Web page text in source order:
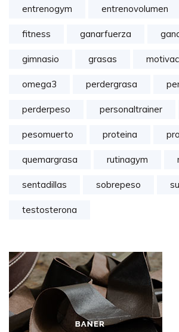
entrenogym entrenovolumen
fitness ganarfuerza
gimnasio grasas
omega3 perdergrasa
perderpeso personaltrainer
pesomuerto proteina
quemargrasa rutinagym
sentadillas sobrepeso
testosterona